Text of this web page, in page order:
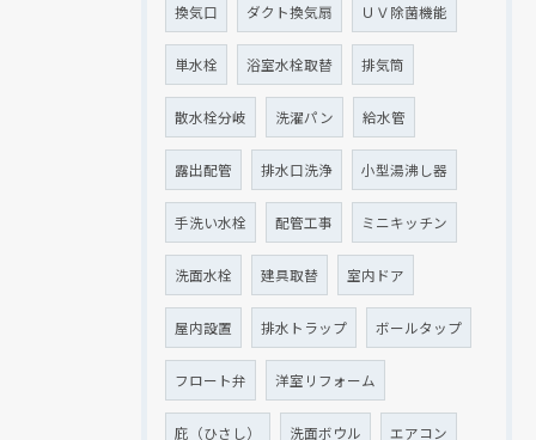
換気口 ダクト換気扇 ＵＶ除菌機能
単水栓 浴室水栓取替 排気筒
散水栓分岐 洗濯パン 給水管
露出配管 排水口洗浄 小型湯沸し器
手洗い水栓 配管工事 ミニキッチン
洗面水栓 建具取替 室内ドア
屋内設置 排水トラップ ボールタップ
フロート弁 洋室リフォーム
庇（ひさし） 洗面ボウル エアコン